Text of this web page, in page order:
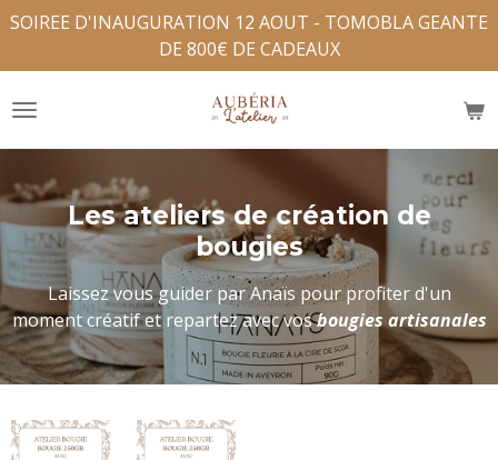
Passer
contenu
principal
SOIREE D'INAUGURATION 12 AOUT - TOMOBLA GEANTE
DE 800€ DE CADEAUX
Les ateliers decréation de
bougies
Laissez vous guider par Anaïs pour profiter d'un
moment créatif et repartez avec vosbougies artisanales